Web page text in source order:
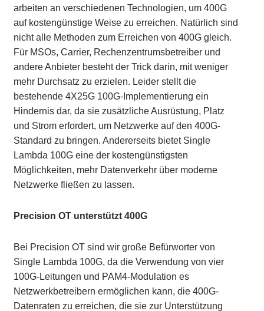
arbeiten an verschiedenen Technologien, um 400G
auf kostengünstige Weise zu erreichen. Natürlich sind
nicht alle Methoden zum Erreichen von 400G gleich.
Für MSOs, Carrier, Rechenzentrumsbetreiber und
andere Anbieter besteht der Trick darin, mit weniger
mehr Durchsatz zu erzielen. Leider stellt die
bestehende 4X25G 100G-Implementierung ein
Hindernis dar, da sie zusätzliche Ausrüstung, Platz
und Strom erfordert, um Netzwerke auf den 400G-
Standard zu bringen. Andererseits bietet Single
Lambda 100G eine der kostengünstigsten
Möglichkeiten, mehr Datenverkehr über moderne
Netzwerke fließen zu lassen.
Precision OT unterstützt 400G
Bei Precision OT sind wir große Befürworter von
Single Lambda 100G, da die Verwendung von vier
100G-Leitungen und PAM4-Modulation es
Netzwerkbetreibern ermöglichen kann, die 400G-
Datenraten zu erreichen, die sie zur Unterstützung